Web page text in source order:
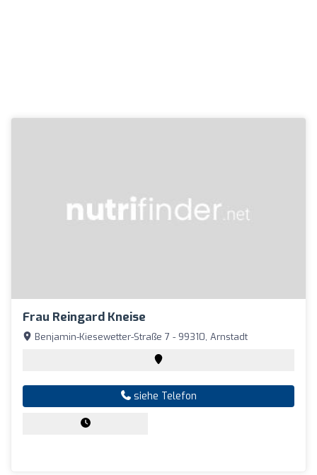
Frau Reingard Kneise
Benjamin-Kiesewetter-Straße 7 - 99310, Arnstadt
siehe Telefon